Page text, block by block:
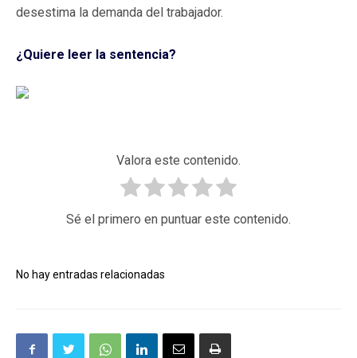
desestima la demanda del trabajador.
¿Quiere leer la sentencia?
Valora este contenido.
Sé el primero en puntuar este contenido.
No hay entradas relacionadas